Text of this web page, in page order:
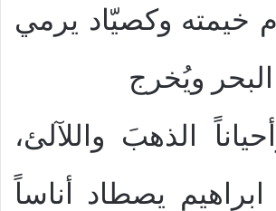
خيمته وكصيّاد يرمي
ويُخرج
الذهبَ واللآلئ،
يصطاد أناساً